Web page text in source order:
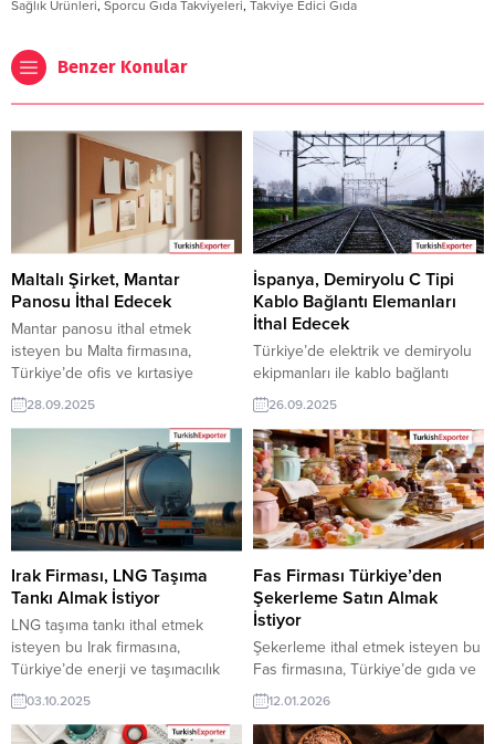
Sağlık Ürünleri, Sporcu Gıda Takviyeleri, Takviye Edici Gıda
Benzer Konular
Maltalı Şirket, Mantar
Panosu İthal Edecek
Mantar panosu ithal etmek
isteyen bu Malta firmasına,
Türkiye’de ofis ve kırtasiye
malzemeleri ile mantar panolar
üreticisi veya tedarikçisi olan
ihracatçı firmalar teklif sunabilirler.
Yeni bir ihracat pazarı fırsatı olan
bu alım ilanının iletişim bilgilerine
TurkishExporter VIP üyeleri ile TE
üyelik kredisi sahibi ihracat
şirketleri erişebilmektedir. ➤ Bu
ithalat alım...
28.09.2025
İspanya, Demiryolu C Tipi
Kablo Bağlantı Elemanları
İthal Edecek
Türkiye’de elektrik ve demiryolu
ekipmanları ile kablo bağlantı
elemanları üreticisi veya
tedarikçisi olan ihracatçı firmalar
için, İspanya’dan gelen demiryolu
C tipi kablo bağlantı elemanları
ithalat talebi yeni bir ihracat pazarı
fırsatı sunuyor. Bu alım ilanının
iletişim bilgilerine yalnızca
TurkishExporter VIP üyeleri ile TE
kredi sahibi üyelerimiz
erişebilmektedir. ➤ Talebin
detaylarına...
26.09.2025
Irak Firması, LNG Taşıma
Tankı Almak İstiyor
LNG taşıma tankı ithal etmek
isteyen bu Irak firmasına,
Türkiye’de enerji ve taşımacılık
ekipmanları ile taşıma tankı
üreticisi veya tedarikçisi olan
ihracatçı firmalar teklif sunabilirler.
03.10.2025
Fas Firması Türkiye’den
Şekerleme Satın Almak
İstiyor
Şekerleme ithal etmek isteyen bu
Fas firmasına, Türkiye’de gıda ve
pastacılık sanayi ile tatlı
atıştırmalık üreticisi veya
tedarikçisi olan ihracatçı firmalar
12.01.2026